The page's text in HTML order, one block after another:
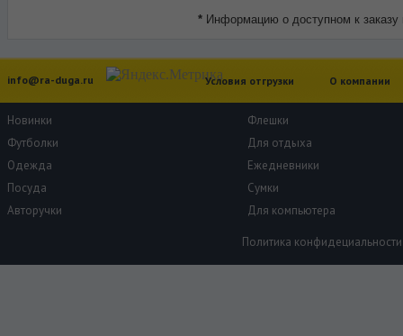
* Информацию о доступном к заказу
info@ra-duga.ru Условия отгрузки О компании
Новинки
Флешки
Футболки
Для отдыха
Одежда
Ежедневники
Посуда
Сумки
Авторучки
Для компьютера
Политика конфидециальности